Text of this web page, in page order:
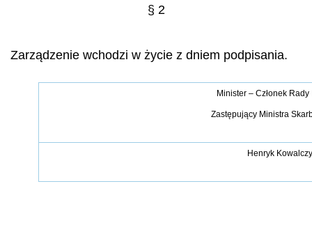
§ 2
Zarządzenie wchodzi w życie z dniem podpisania.
Minister – Członek
Zastępujący Ministra
Henryk